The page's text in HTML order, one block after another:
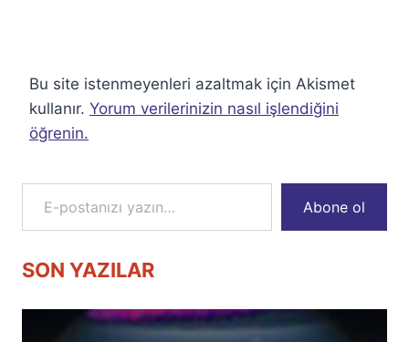
Bu site istenmeyenleri azaltmak için Akismet
kullanır. Yorum verilerinizin nasıl işlendiğini
öğrenin.
E-postanızı yazın…
Abone ol
SON YAZILAR